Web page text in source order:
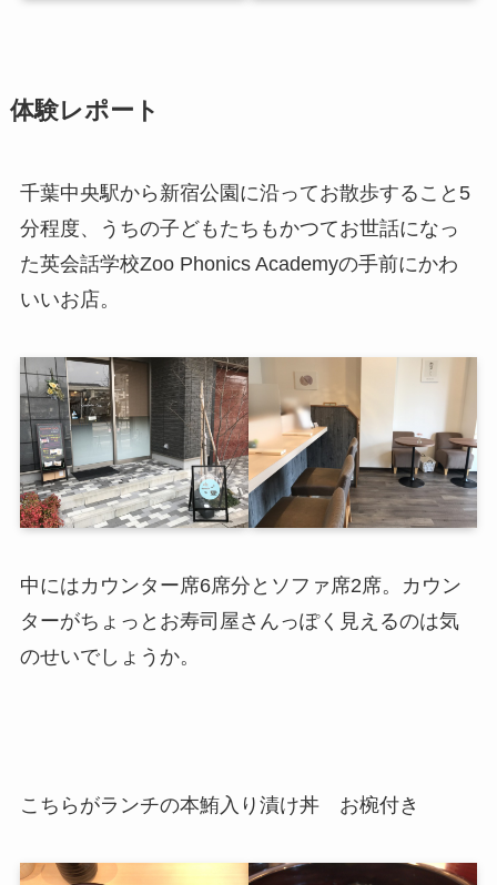
体験レポート
千葉中央駅から新宿公園に沿ってお散歩すること5
分程度、うちの子どもたちもかつてお世話になっ
た英会話学校Zoo Phonics Academyの手前にかわ
いいお店。
中にはカウンター席6席分とソファ席2席。カウン
ターがちょっとお寿司屋さんっぽく見えるのは気
のせいでしょうか。
こちらがランチの本鮪入り漬け丼 お椀付き